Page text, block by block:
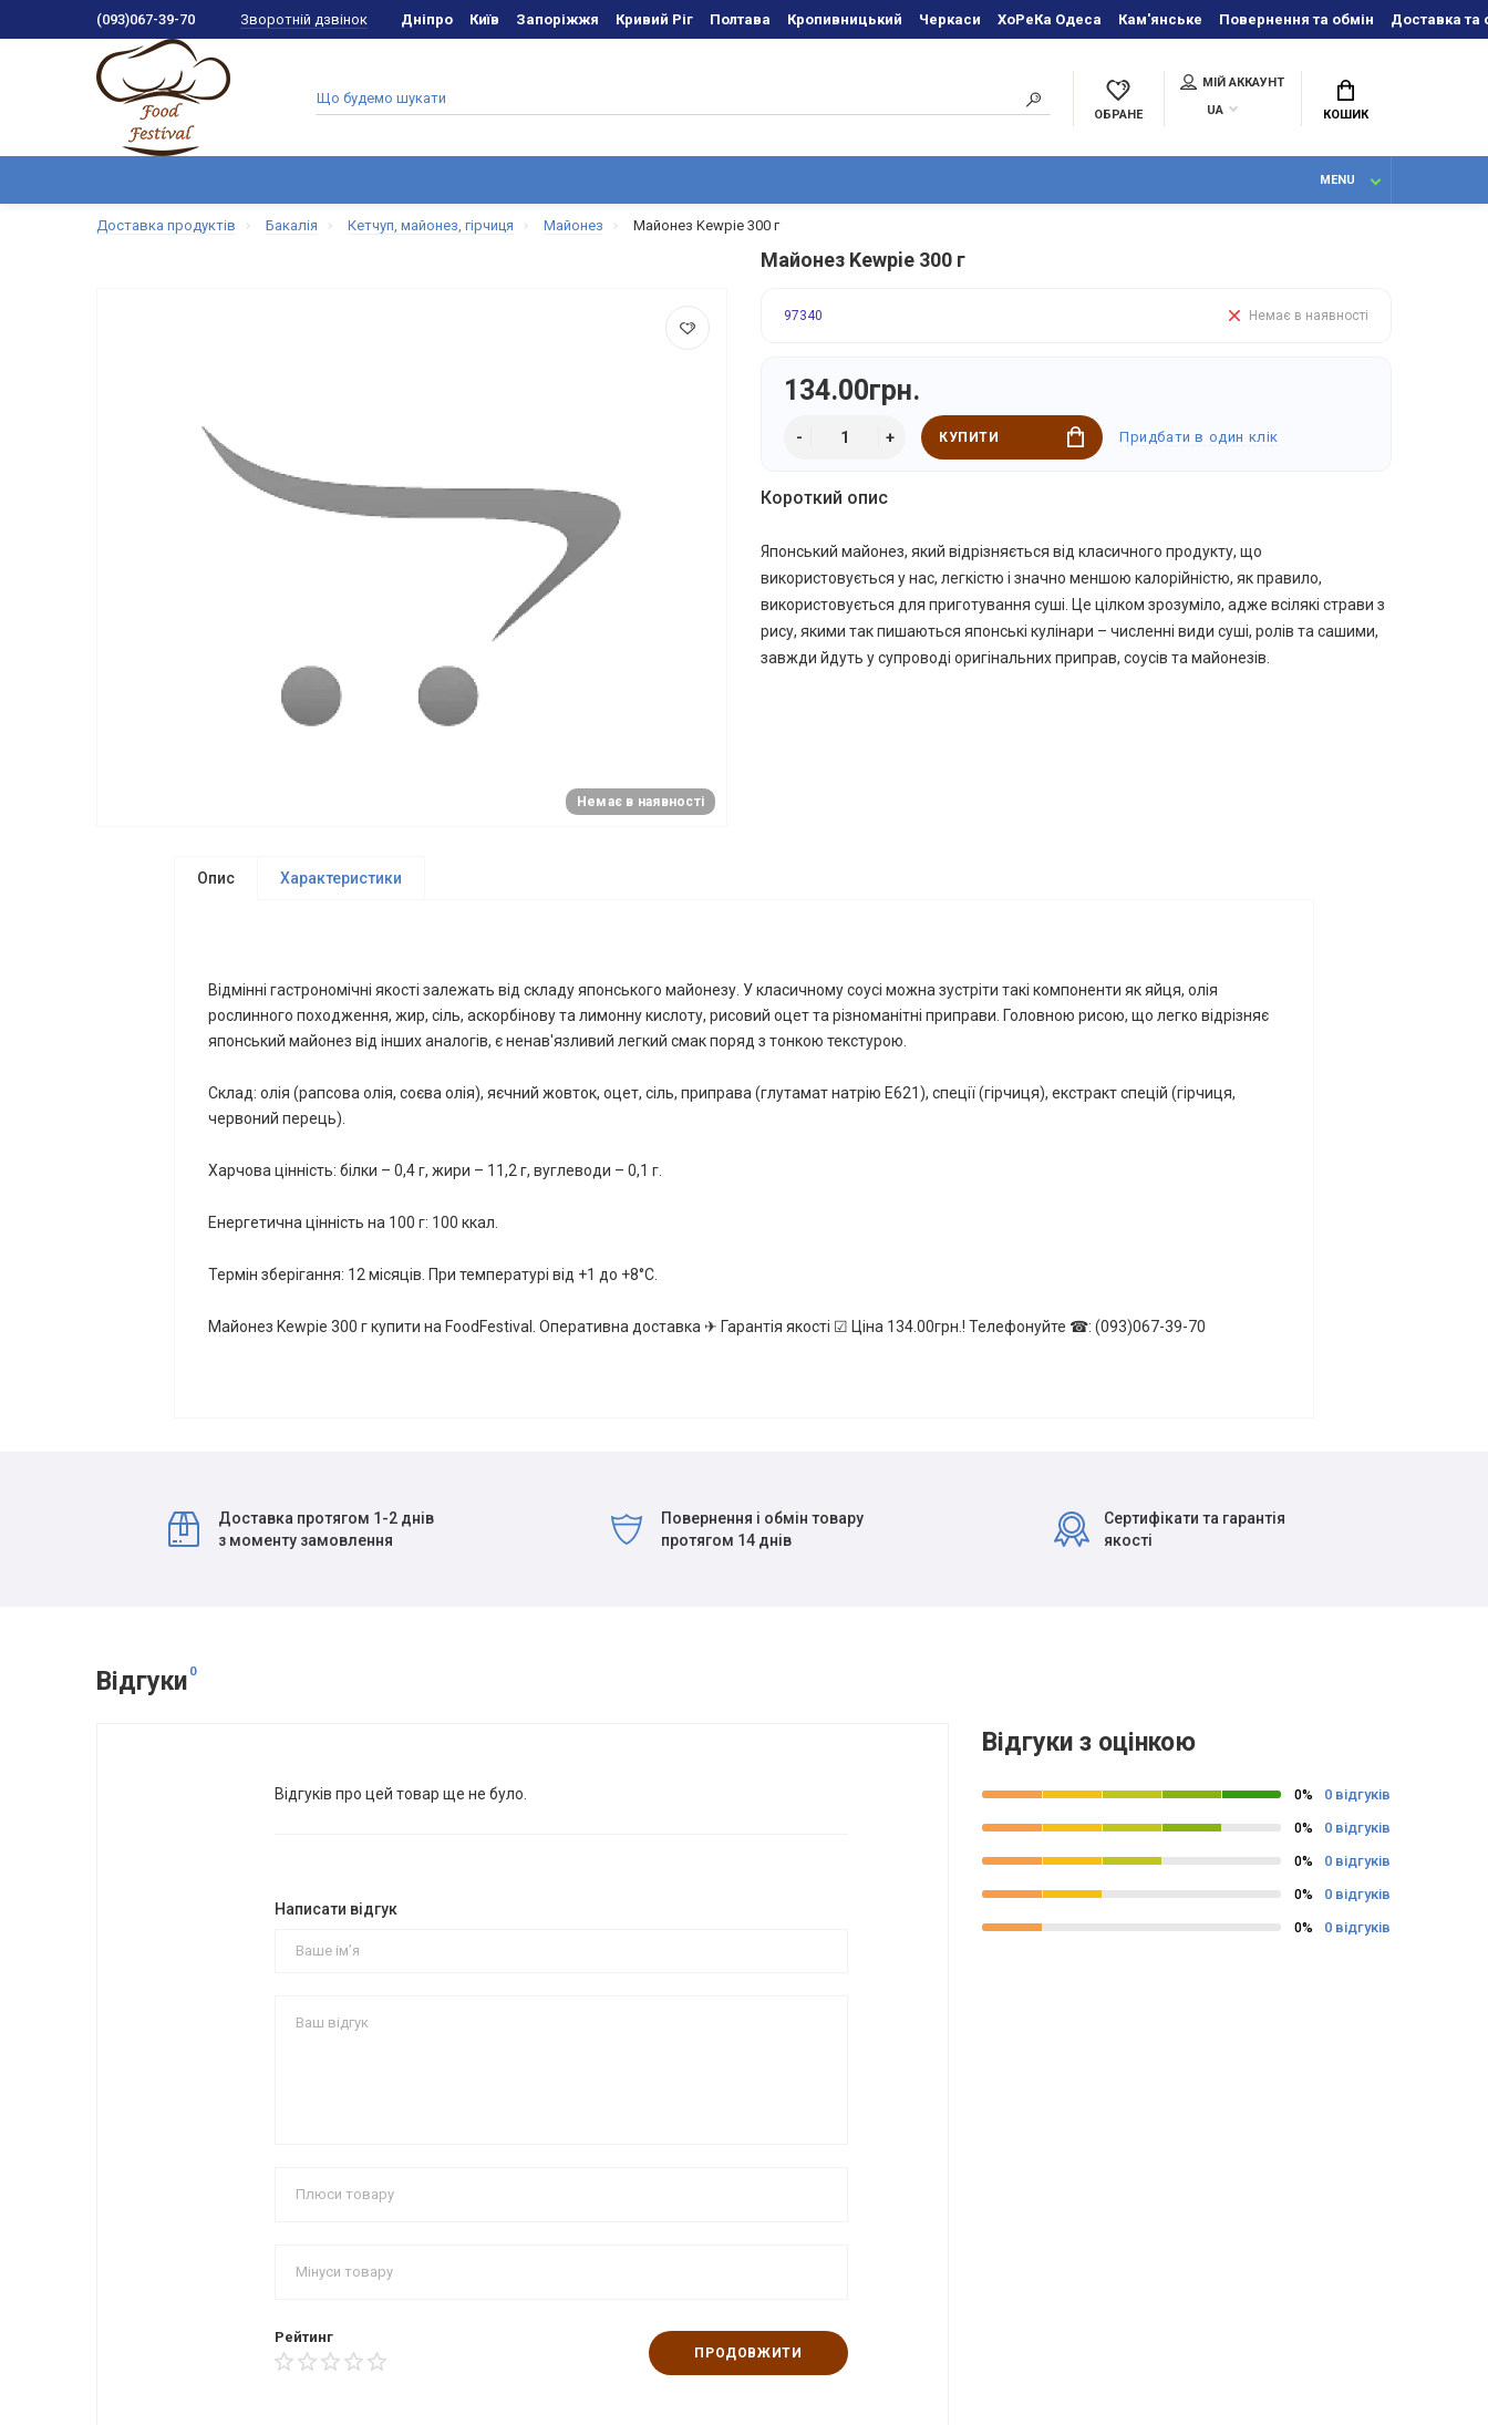
(093)067-39-70 Зворотній дзвінок Дніпро Київ Запоріжжя Кривий Ріг Полтава Кропивницький Черкаси ХоРеКа Одеса Кам'янське Повернення та обмін Доставка та
ОБРАНЕ
МІЙ АККАУНТ
UA
КОШИК
MENU
Доставка продуктів Бакалія Кетчуп, майонез, гірчиця Майонез Майонез Kewpie 300 г
Майонез Kewpie 300 г
Немає в наявності
97340 Немає в наявності
134.00грн.
КУПИТИ Придбати в один клік
Короткий опис
Японський майонез, який відрізняється від класичного продукту, що
використовується у нас, легкістю і значно меншою калорійністю, як правило,
використовується для приготування суші. Це цілком зрозуміло, адже всілякі страви з
рису, якими так пишаються японські кулінари – численні види суші, ролів та сашими,
завжди йдуть у супроводі оригінальних приправ, соусів та майонезів.
Опис Характеристики
Відмінні гастрономічні якості залежать від складу японського майонезу. У класичному соусі можна зустріти такі компоненти як яйця, олія
рослинного походження, жир, сіль, аскорбінову та лимонну кислоту, рисовий оцет та різноманітні приправи. Головною рисою, що легко відрізняє
японський майонез від інших аналогів, є ненав'язливий легкий смак поряд з тонкою текстурою.
Склад: олія (рапсова олія, соєва олія), яєчний жовток, оцет, сіль, приправа (глутамат натрію Е621), спеції (гірчиця), екстракт спецій (гірчиця,
червоний перець).
Харчова цінність: білки – 0,4 г, жири – 11,2 г, вуглеводи – 0,1 г.
Енергетична цінність на 100 г: 100 ккал.
Термін зберігання: 12 місяців. При температурі від +1 до +8°C.
Майонез Kewpie 300 г купити на FoodFestival. Оперативна доставка ✈ Гарантія якості ☑ Ціна 134.00грн.! Телефонуйте ☎: (093)067-39-70
Доставка протягом 1-2 днів
з моменту замовлення
Повернення і обмін товару
протягом 14 днів
Сертифікати та гарантія
якості
Відгуки 0
Відгуків про цей товар ще не було.
Написати відгук
Рейтинг
ПРОДОВЖИТИ
Відгуки з оцінкою
0% 0 відгуків
0% 0 відгуків
0% 0 відгуків
0% 0 відгуків
0% 0 відгуків